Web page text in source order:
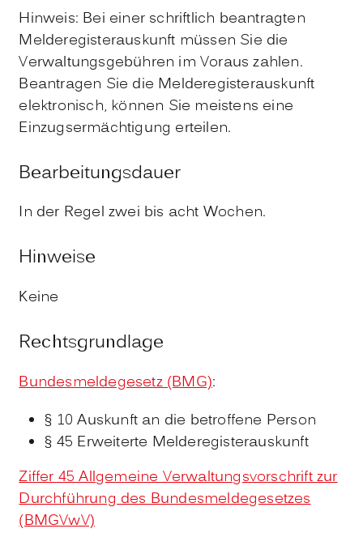
Hinweis: Bei einer schriftlich beantragten
Melderegisterauskunft müssen Sie die
Verwaltungsgebühren im Voraus zahlen.
Beantragen Sie die Melderegisterauskunft
elektronisch, können Sie meistens eine
Einzugsermächtigung erteilen.
Bearbeitungsdauer
In der Regel zwei bis acht Wochen.
Hinweise
Keine
Rechtsgrundlage
Bundesmeldegesetz (BMG):
§ 10 Auskunft an die betroffene Person
§ 45 Erweiterte Melderegisterauskunft
Ziffer 45 Allgemeine Verwaltungsvorschrift zur
Durchführung des Bundesmeldegesetzes
(BMGVwV)